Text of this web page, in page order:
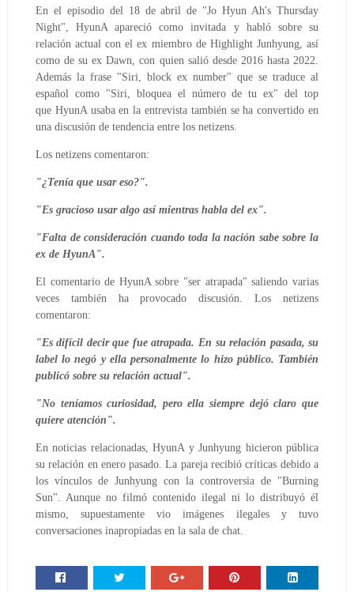
En el episodio del 18 de abril de "Jo Hyun Ah's Thursday
Night", HyunA apareció como invitada y habló sobre su
relación actual con el ex miembro de Highlight Junhyung, así
como de su ex Dawn, con quien salió desde 2016 hasta 2022.
Además la frase "Siri, block ex number" que se traduce al
español como "Siri, bloquea el número de tu ex" del top
queHyunA usaba en la entrevista también se ha convertido en
una discusión de tendencia entre los netizens.
Los netizens comentaron:
"¿Tenía que usar eso?".
"Es gracioso usar algo así mientras habla del ex".
"Falta de consideración cuando toda la nación sabe sobre la
ex de HyunA".
El comentario de HyunA sobre "ser atrapada" saliendo varias
veces también ha provocado discusión. Los netizens
comentaron:
"Es difícil decir que fue atrapada. En su relación pasada, su
label lo negó y ella personalmente lo hizo público. También
publicó sobre su relación actual".
"No teníamos curiosidad, pero ella siempre dejó claro que
quiere atención".
En noticias relacionadas, HyunA y Junhyung hicieron pública
su relación en enero pasado. La pareja recibió críticas debido a
los vínculos de Junhyung con la controversia de "Burning
Sun". Aunque no filmó contenido ilegal ni lo distribuyó él
mismo, supuestamente vio imágenes ilegales y tuvo
conversaciones inapropiadas en la sala de chat.